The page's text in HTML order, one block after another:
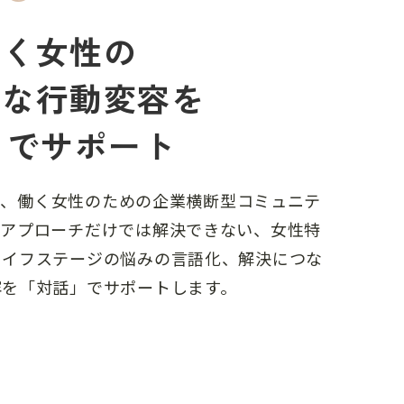
女性の
行動変容を
でサポート
働く女性のための企業横断型コミュニテ
プローチだけでは解決できない、女性特
フステージの悩みの言語化、解決につな
「対話」でサポートします。